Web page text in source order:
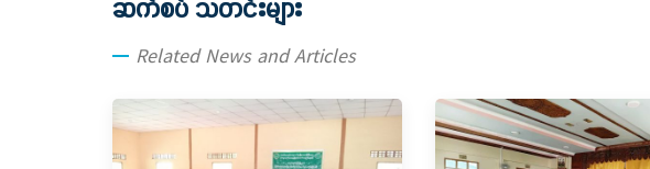
ဆက်စပ် သတင်းများ
Related News and Articles